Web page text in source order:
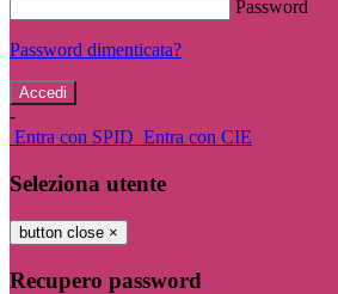
Password
Password dimenticata?
-
Entra con SPID Entra con CIE
Seleziona utente
button close ×
Recupero password